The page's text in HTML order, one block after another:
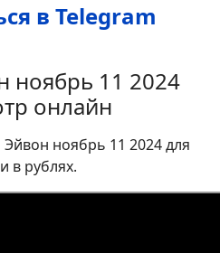
в Telegram
ноябрь 11 2024
онлайн
ноябрь 11 2024 для
в рублях.